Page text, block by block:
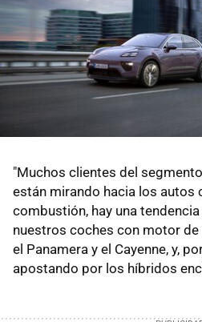
"Muchos clientes del
están mirando hacia los autos
combustión, hay una
nuestros coches con motor
el Panamera y el Cayenne, y,
apostando por los híbridos